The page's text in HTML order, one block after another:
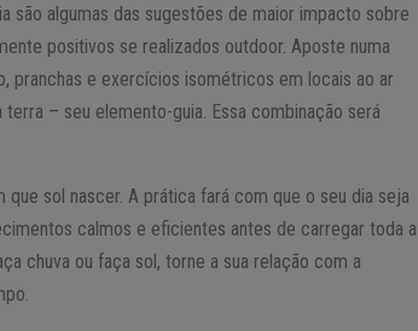
são algumas das sugestões de maior impacto sobre
positivos se realizados outdoor. Aposte numa
pranchas e exercícios isométricos em locais ao ar
– seu elemento-guia. Essa combinação será
sol nascer. A prática fará com que o seu dia seja
calmos e eficientes antes de carregar toda a
chuva ou faça sol, torne a sua relação com a